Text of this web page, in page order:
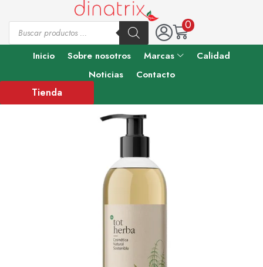
0
Inicio Sobre nosotros Marcas
Calidad
Noticias
Contacto
Tienda